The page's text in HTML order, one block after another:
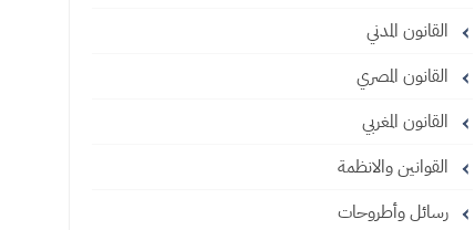
القانون المدني
القانون المصري
القانون المغربي
القوانين والانظمة
رسائل وأطروحات